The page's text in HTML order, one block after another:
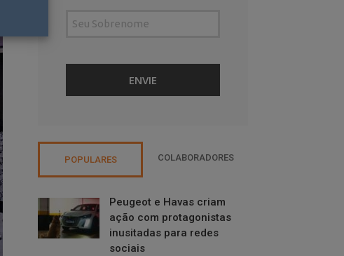
POPULARES COLABORADORES
Peugeot e Havas criam
ação com protagonistas
inusitadas para redes
sociais